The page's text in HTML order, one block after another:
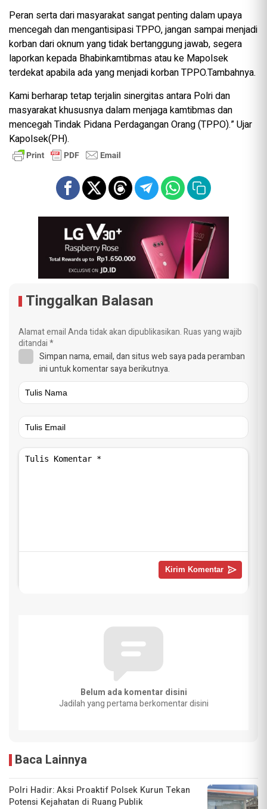
Peran serta dari masyarakat sangat penting dalam upaya
mencegah dan mengantisipasi TPPO, jangan sampai menjadi
korban dari oknum yang tidak bertanggung jawab, segera
laporkan kepada Bhabinkamtibmas atau ke Mapolsek
terdekat apabila ada yang menjadi korban TPPO.Tambahnya.
Kami berharap tetap terjalin sinergitas antara Polri dan
masyarakat khususnya dalam menjaga kamtibmas dan
mencegah Tindak Pidana Perdagangan Orang (TPPO).” Ujar
Kapolsek(PH).
Tinggalkan Balasan
Alamat email Anda tidak akan dipublikasikan.Ruas yang wajib
ditandai*
Simpan nama, email, dan situs web saya pada peramban
ini untuk komentar saya berikutnya.
Belum ada komentar disini
Jadilah yang pertama berkomentar disini
Baca Lainnya
Polri Hadir: Aksi Proaktif Polsek Kurun Tekan
Potensi Kejahatan di Ruang Publik